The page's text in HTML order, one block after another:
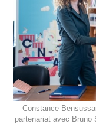
Constance
partenariat avec Bruno